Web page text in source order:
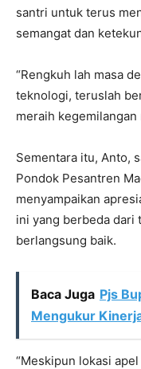
santri untuk terus
semangat dan
“Rengkuh lah masa
teknologi, teruslah
meraih kegemilangan
Sementara itu, Anto,
Pondok Pesantren
menyampaikan
ini yang berbeda dari
berlangsung baik.
Baca Juga Pjs
Mengukur
“Meskipun lokasi